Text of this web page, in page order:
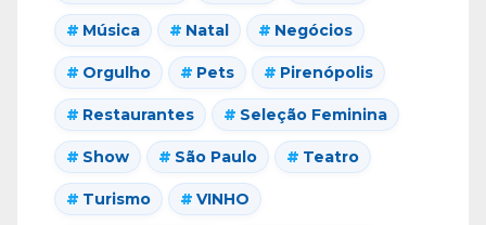
Música Natal Negócios
Orgulho Pets Pirenópolis
Restaurantes Seleção Feminina
Show São Paulo Teatro
Turismo VINHO